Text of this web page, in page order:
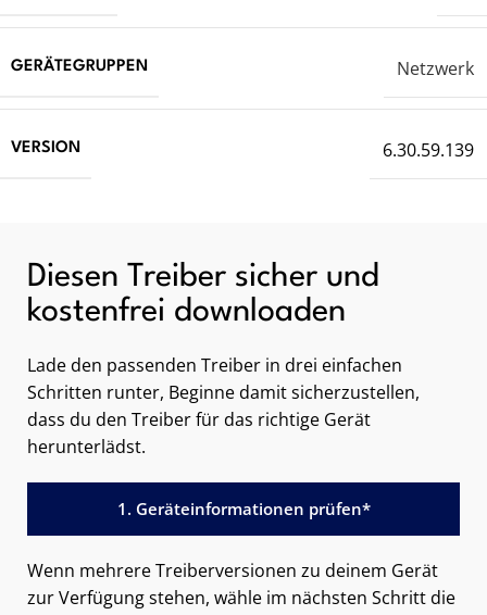
GERÄTEGRUPPEN Netzwerk
VERSION 6.30.59.139
Diesen Treiber sicher und
kostenfrei downloaden
Lade den passenden Treiber in drei einfachen
Schritten runter, Beginne damit sicherzustellen,
dass du den Treiber für das richtige Gerät
herunterlädst.
1. Geräteinformationen prüfen*
Wenn mehrere Treiberversionen zu deinem Gerät
zur Verfügung stehen, wähle im nächsten Schritt die